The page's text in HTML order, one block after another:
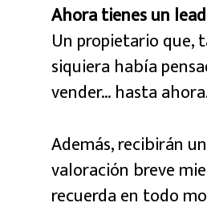
Ahora tienes un
Un propietario que,
siquiera había
vender… hasta
Además, recibirán
valoración breve
recuerda en todo